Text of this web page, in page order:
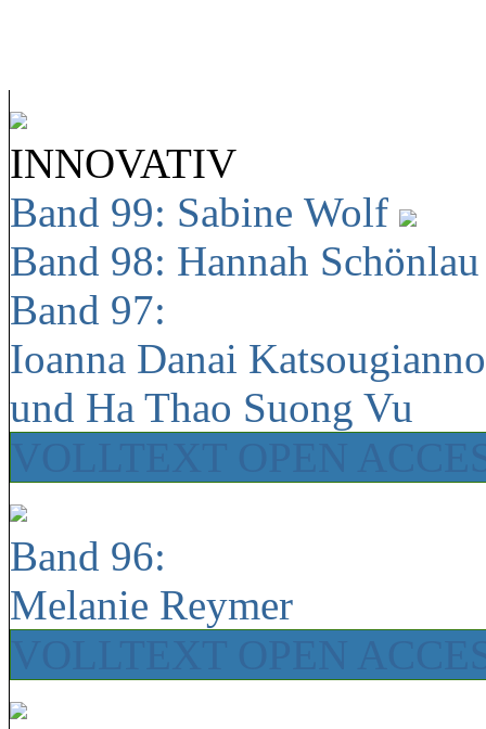
INNOVATIV
Band 99: Sabine Wolf
Band 98: Hannah
Band 97:
Ioanna Danai
und Ha Thao Suong Vu
Band 96:
Melanie Reymer